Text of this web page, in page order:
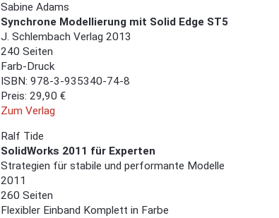
Sabine Adams
Synchrone Modellierung mit Solid Edge ST5
J. Schlembach Verlag 2013
240 Seiten
Farb-Druck
ISBN: 978-3-935340-74-8
Preis: 29,90 €
Zum Verlag
Ralf Tide
SolidWorks 2011 für Experten
Strategien für stabile und performante Modelle
2011
260 Seiten
Flexibler Einband Komplett in Farbe